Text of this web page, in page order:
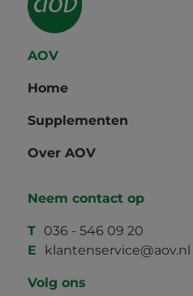
AOV
Home
Supplementen
Over AOV
Neem contact op
T 036 - 546 09 20
E
klantenservice@aov.nl
Volg ons